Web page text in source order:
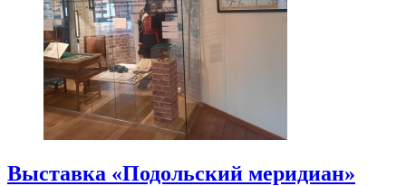
Выставка «Подольский меридиан»